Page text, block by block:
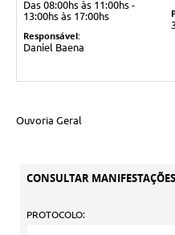
Das 08:00hs às 11:00hs -
13:00hs às 17:00hs
Responsável:
Daniel Baena
Ouvoria Geral
CONSULTAR
PROTOCOLO: